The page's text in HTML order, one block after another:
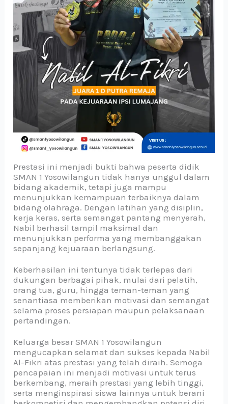
Prestasi ini menjadi bukti bahwa peserta didik
SMAN 1 Yosowilangun tidak hanya unggul dalam
bidang akademik, tetapi juga mampu
menunjukkan kemampuan terbaiknya dalam
bidang olahraga. Dengan latihan yang disiplin,
kerja keras, serta semangat pantang menyerah,
Nabil berhasil tampil maksimal dan
menunjukkan performa yang membanggakan
sepanjang kejuaraan berlangsung.
Keberhasilan ini tentunya tidak terlepas dari
dukungan berbagai pihak, mulai dari pelatih,
orang tua, guru, hingga teman-teman yang
senantiasa memberikan motivasi dan semangat
selama proses persiapan maupun pelaksanaan
pertandingan.
Keluarga besar SMAN 1 Yosowilangun
mengucapkan selamat dan sukses kepada Nabil
Al-Fikri atas prestasi yang telah diraih. Semoga
pencapaian ini menjadi motivasi untuk terus
berkembang, meraih prestasi yang lebih tinggi,
serta menginspirasi siswa lainnya untuk berani